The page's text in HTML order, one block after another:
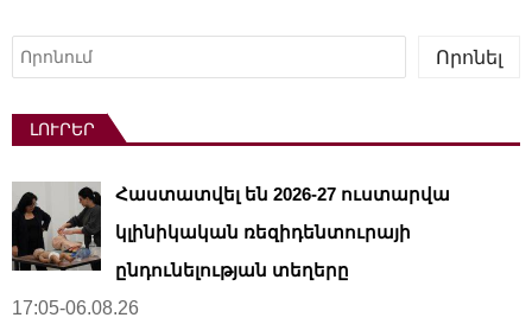
Որոնել
Որոնել
ԼՈՒՐԵՐ
Հաստատվել են 2026-27 ուստարվա
կլինիկական ռեզիդենտուրայի
ընդունելության տեղերը
17:05-06.08.26